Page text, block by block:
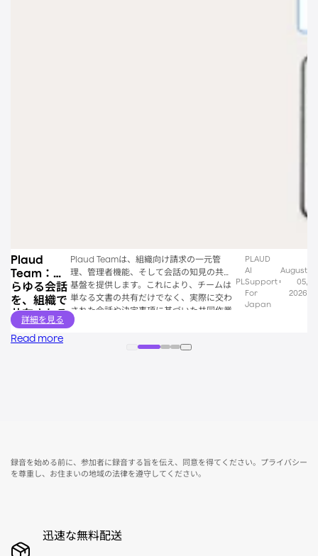
Plaud
Team：あ
らゆる会話
を、組織で
共有される
「知性」へ
Plaud Teamは、組織向け請求の一元管
理、管理者機能、そして会話の知見の共有
基盤を提供します。これにより、チームは
単なる文書の共有だけでなく、実際に交わ
された会話や決定事項に基づいた共同作業
が可能になります。
PL
PLAUD
AI
Support
For
Japan
August
05,
2026
詳細を見る
Read more
録音を始める前に、参加者に録音する旨を伝え、同意を得てください。プライバシー
を尊重し、お住まいの地域の法律を遵守してください。
迅速な無料配送